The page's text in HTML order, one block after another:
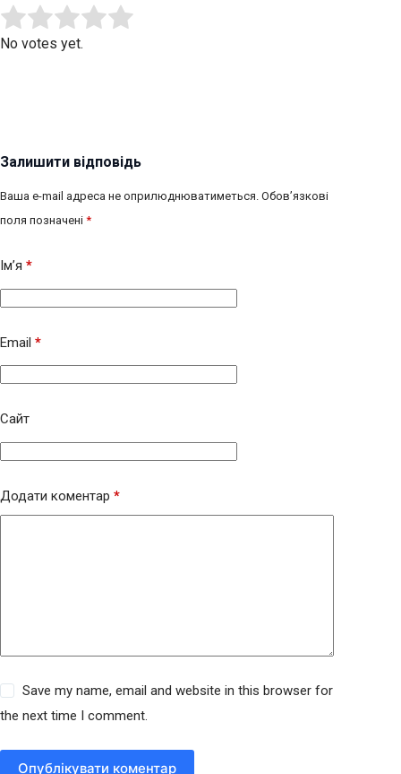
Rate this item:
No votes yet.
Залишити відповідь
Ваша e-mail адреса не оприлюднюватиметься. Обов’язкові
поля позначені *
Ім’я *
Email *
Сайт
Додати коментар *
Save my name, email and website in this browser for
the next time I comment.
Опублікувати коментар